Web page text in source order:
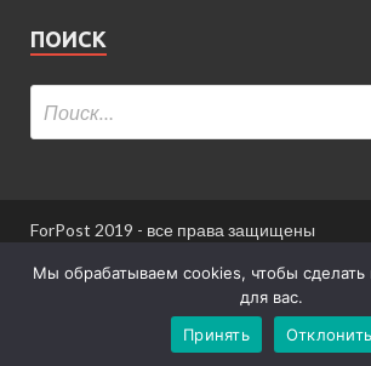
ПОИСК
ForPost 2019 - все права защищены
При использовании материалов сайта
Информация для пользователей сайта
Мы обрабатываем cookies, чтобы сделать
для вас.
Принять
Отклонить